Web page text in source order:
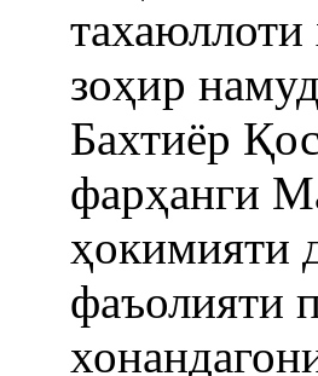
тахаюллоти
зоҳир
Бахтиёр
фарҳанги
ҳокимияти
фаъолияти